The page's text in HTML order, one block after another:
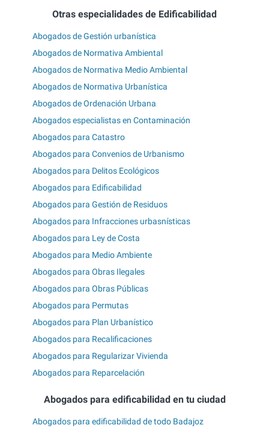
Otras especialidades de Edificabilidad
Abogados de Gestión urbanística
Abogados de Normativa Ambiental
Abogados de Normativa Medio Ambiental
Abogados de Normativa Urbanística
Abogados de Ordenación Urbana
Abogados especialistas en Contaminación
Abogados para Catastro
Abogados para Convenios de Urbanismo
Abogados para Delitos Ecológicos
Abogados para Edificabilidad
Abogados para Gestión de Residuos
Abogados para Infracciones urbasnísticas
Abogados para Ley de Costa
Abogados para Medio Ambiente
Abogados para Obras Ilegales
Abogados para Obras Públicas
Abogados para Permutas
Abogados para Plan Urbanístico
Abogados para Recalificaciones
Abogados para Regularizar Vivienda
Abogados para Reparcelación
Abogados para edificabilidad en tu ciudad
Abogados para edificabilidad de todo Badajoz